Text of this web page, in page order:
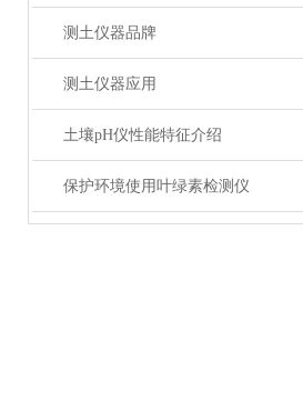
测土仪器品牌
测土仪器应用
土壤pH仪性能特征介绍
保护环境使用叶绿素检测仪